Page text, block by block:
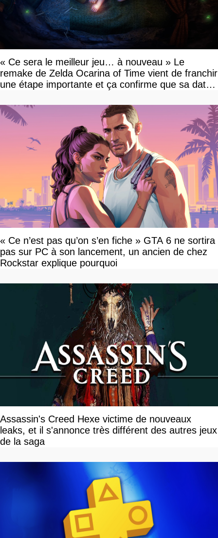
« Ce sera le meilleur jeu… à nouveau » Le
remake de Zelda Ocarina of Time vient de franchir
une étape importante et ça confirme que sa date
« Ce n’est pas qu’on s’en fiche » GTA 6 ne sortira
pas sur PC à son lancement, un ancien de chez
Rockstar explique pourquoi
Assassin's Creed Hexe victime de nouveaux
leaks, et il s'annonce très différent des autres jeux
de la saga